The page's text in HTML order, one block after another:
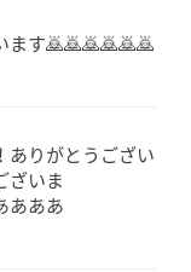
ます🙇🙇🙇🙇🙇🙇
ありがとうござい
ざいま
あああ